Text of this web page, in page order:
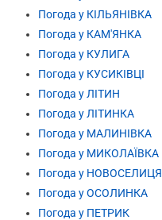
Погода у КІЛЬЯНІВКА
Погода у КАМ'ЯНКА
Погода у КУЛИГА
Погода у КУСИКІВЦІ
Погода у ЛІТИН
Погода у ЛІТИНКА
Погода у МАЛИНІВКА
Погода у МИКОЛАЇВКА
Погода у НОВОСЕЛИЦЯ
Погода у ОСОЛИНКА
Погода у ПЕТРИК